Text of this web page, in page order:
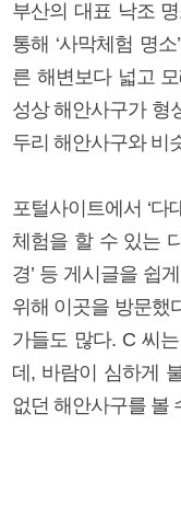
부산의 대표 낙조
통해 ‘사막체험 명
른 해변보다 넓고
성상 해안사구가 형
두리 해안사구와 비
포털사이트에서 ‘다
체험을 할 수 있는
경’ 등 게시글을 쉽
위해 이곳을 방문했
가들도 많다. C 씨
데, 바람이 심하게
없던 해안사구를 볼